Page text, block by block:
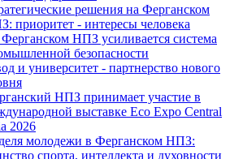
решения на Ферганском
приоритет - интересы человека
НПЗ усиливается система
безопасности
и университет - партнерство нового
НПЗ принимает участие в
выставке Eco Expo Central
2026
молодежи в Ферганском НПЗ:
спорта, интеллекта и духовности